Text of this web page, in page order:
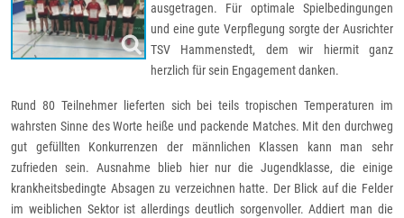
ausgetragen. Für optimale Spielbedingungen
und eine gute Verpflegung sorgte der Ausrichter
TSV Hammenstedt, dem wir hiermit ganz
herzlich für sein Engagement danken.
Rund 80 Teilnehmer lieferten sich bei teils tropischen Temperaturen im
wahrsten Sinne des Worte heiße und packende Matches. Mit den durchweg
gut gefüllten Konkurrenzen der männlichen Klassen kann man sehr
zufrieden sein. Ausnahme blieb hier nur die Jugendklasse, die einige
krankheitsbedingte Absagen zu verzeichnen hatte. Der Blick auf die Felder
im weiblichen Sektor ist allerdings deutlich sorgenvoller. Addiert man die